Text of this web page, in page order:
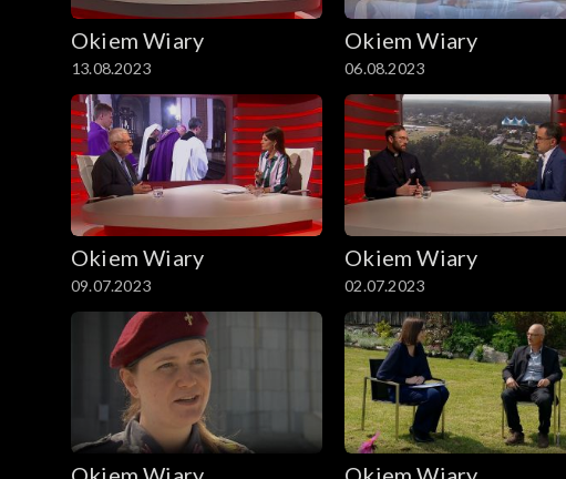
Okiem Wiary
13.08.2023
Okiem Wiary
06.08.2023
Okiem Wiary
09.07.2023
Okiem Wiary
02.07.2023